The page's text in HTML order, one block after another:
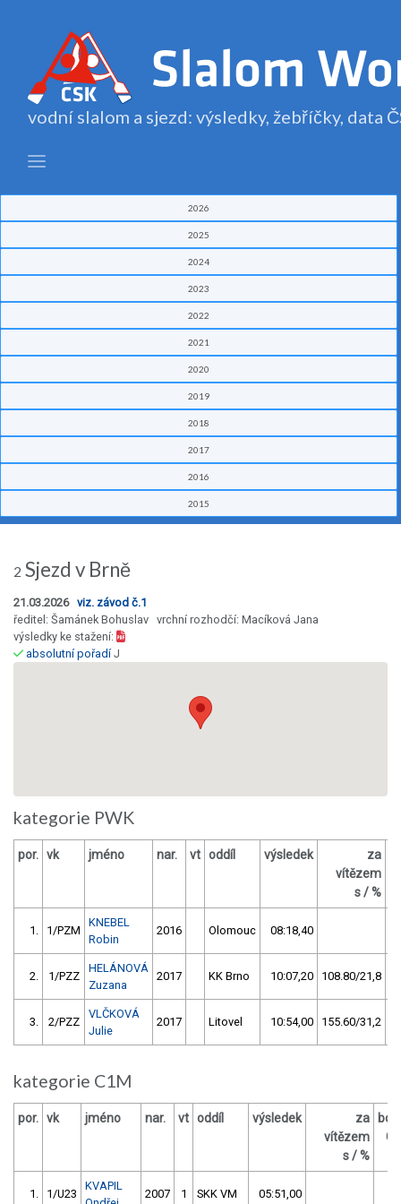
vodní slalom a sjezd: výsledky, žebříčky, data
2026
2025
2024
2023
2022
2021
2020
2019
2018
2017
2016
2015
2 Sjezd v Brně
21.03.2026 viz. závod č.1
ředitel: Šamánek Bohuslav vrchní rozhodčí: Macíková Jana
výsledky ke stažení:
absolutní pořadíJ
kategorie PWK
por. vk jméno nar. vt oddíl výsledek
za
vítězem
s / %
1. 1/PZM
KNEBEL
Robin
2016 Olomouc 08:18,40
2. 1/PZZ
HELÁNOVÁ
Zuzana
2017 KK Brno 10:07,20 108.80/21,8
3. 2/PZZ
VLČKOVÁ
Julie
2017 Litovel 10:54,00 155.60/31,2
kategorie C1M
por. vk jméno nar. vt oddíl výsledek
za
vítězem
s / %
1. 1/U23
KVAPIL
2007 1 SKK VM 05:51,00